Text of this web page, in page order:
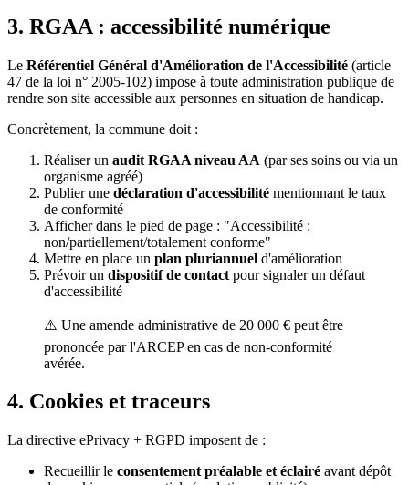
3. RGAA : accessibilité numérique
Le Référentiel Général d'Amélioration de l'Accessibilité (article
47 de la loi n° 2005-102) impose à toute administration publique de
rendre son site accessible aux personnes en situation de handicap.
Concrètement, la commune doit :
Réaliser un audit RGAA niveau AA (par ses soins ou via un
organisme agréé)
Publier une déclaration d'accessibilité mentionnant le taux
de conformité
Afficher dans le pied de page : "Accessibilité :
non/partiellement/totalement conforme"
Mettre en place un plan pluriannuel d'amélioration
Prévoir un dispositif de contact pour signaler un défaut
d'accessibilité
⚠️ Une amende administrative de 20 000 € peut être
prononcée par l'ARCEP en cas de non-conformité
avérée.
4. Cookies et traceurs
La directive ePrivacy + RGPD imposent de :
Recueillir le consentement préalable et éclairé avant dépôt